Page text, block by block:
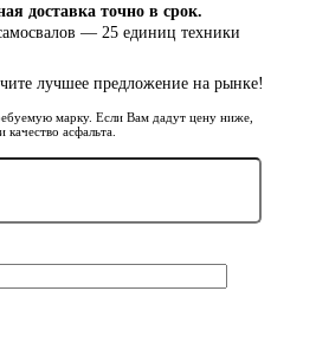
доставка точно в срок.
— 25 единиц техники
лучшее предложение на рынке!
марку. Если Вам дадут цену ниже,
асфальта.